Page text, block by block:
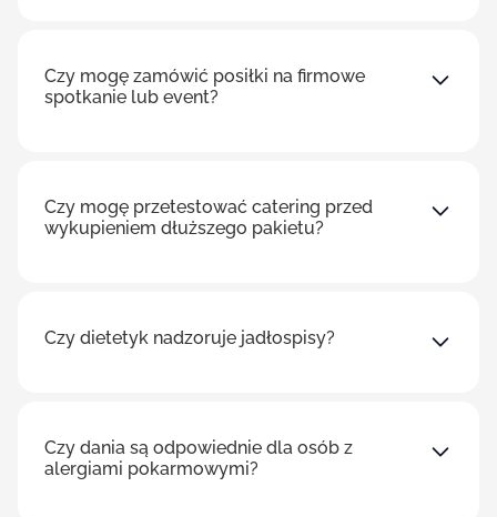
Czy mogę zamówić posiłki na firmowe
spotkanie lub event?
Czy mogę przetestować catering przed
wykupieniem dłuższego pakietu?
Czy dietetyk nadzoruje jadłospisy?
Czy dania są odpowiednie dla osób z
alergiami pokarmowymi?